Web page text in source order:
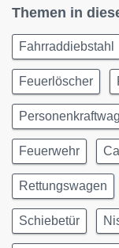
Themen in
Fahrraddiebstahl
Feuerlöscher
Feuerwehr
Rettungswagen
Schiebetür